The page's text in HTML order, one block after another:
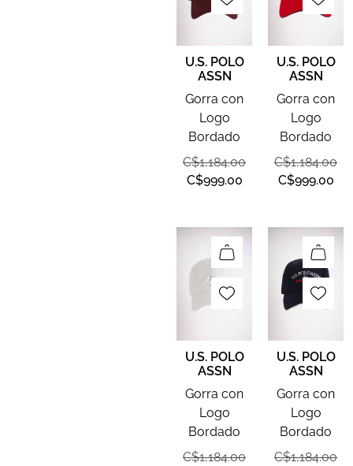
U.S. POLO
ASSN
Gorra con
Logo
Bordado
C$1,184.00
C$999.00
U.S. POLO
ASSN
Gorra con
Logo
Bordado
C$1,184.00
C$999.00
U.S. POLO
ASSN
Gorra con
Logo
Bordado
C$1,184.00
U.S. POLO
ASSN
Gorra con
Logo
Bordado
C$1,184.00